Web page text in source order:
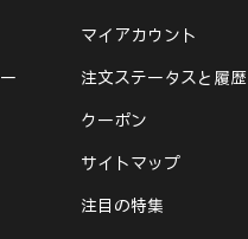
マイアカウント
注文ステータスと履歴
クーポン
サイトマップ
注目の特集